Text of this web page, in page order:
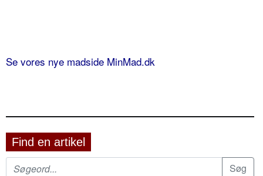
Se vores nye madside MinMad.dk
Find en artikel